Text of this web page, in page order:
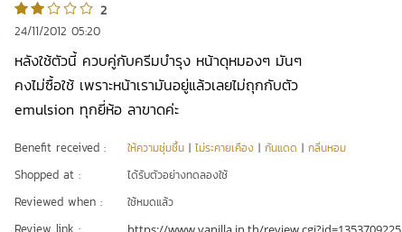
2
24/11/2012 05:20
หลังใช้ตัวนี้ ควบคู่กับครีมบำรุง หน้าดุหมองๆ มันๆ
คงไม่ซื้อใช้ เพราะหน้าเรามันอยู่แล้วเลยไม่ถุกกับตัว
emulsion ทุกยี่ห้อ ลาขาดค่ะ
Benefit received : ให้ความชุ่มชื้น | ไม่ระคายเคือง | กันแดด | กลิ่นหอม
Shopped at : ได้รับตัวอย่างทดลองใช้
Reviewed when : ใช้หมดแล้ว